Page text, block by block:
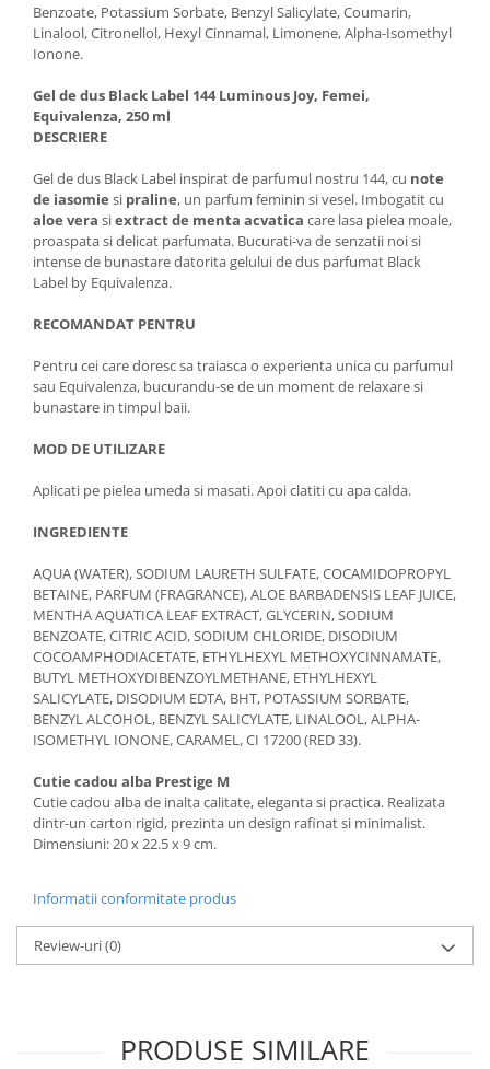
Benzoate, Potassium Sorbate, Benzyl Salicylate, Coumarin,
Linalool, Citronellol, Hexyl Cinnamal, Limonene, Alpha-Isomethyl
Ionone.
Gel de dus Black Label 144 Luminous Joy, Femei,
Equivalenza, 250 ml
DESCRIERE
Gel de dus Black Label inspirat de parfumul nostru 144, cu note
de iasomie si praline, un parfum feminin si vesel. Imbogatit cu
aloe vera siextract de menta acvatica care lasa pielea moale,
proaspata si delicat parfumata. Bucurati-va de senzatii noi si
intense de bunastare datorita gelului de dus parfumat Black
Label by Equivalenza.
RECOMANDAT PENTRU
Pentru cei care doresc sa traiasca o experienta unica cu parfumul
sau Equivalenza, bucurandu-se de un moment de relaxare si
bunastare in timpul baii.
MOD DE UTILIZARE
Aplicati pe pielea umeda si masati. Apoi clatiti cu apa calda.
INGREDIENTE
AQUA (WATER), SODIUM LAURETH SULFATE, COCAMIDOPROPYL
BETAINE, PARFUM (FRAGRANCE), ALOE BARBADENSIS LEAF JUICE,
MENTHA AQUATICA LEAF EXTRACT, GLYCERIN, SODIUM
BENZOATE, CITRIC ACID, SODIUM CHLORIDE, DISODIUM
COCOAMPHODIACETATE, ETHYLHEXYL METHOXYCINNAMATE,
BUTYL METHOXYDIBENZOYLMETHANE, ETHYLHEXYL
SALICYLATE, DISODIUM EDTA, BHT, POTASSIUM SORBATE,
BENZYL ALCOHOL, BENZYL SALICYLATE, LINALOOL, ALPHA-
ISOMETHYL IONONE, CARAMEL, CI 17200 (RED 33).
Cutie cadou alba Prestige M
Cutie cadou alba de inalta calitate, eleganta si practica. Realizata
dintr-un carton rigid, prezinta un design rafinat si minimalist.
Dimensiuni: 20 x 22.5 x 9 cm.
Informatii conformitate produs
Review-uri(0)
PRODUSE SIMILARE